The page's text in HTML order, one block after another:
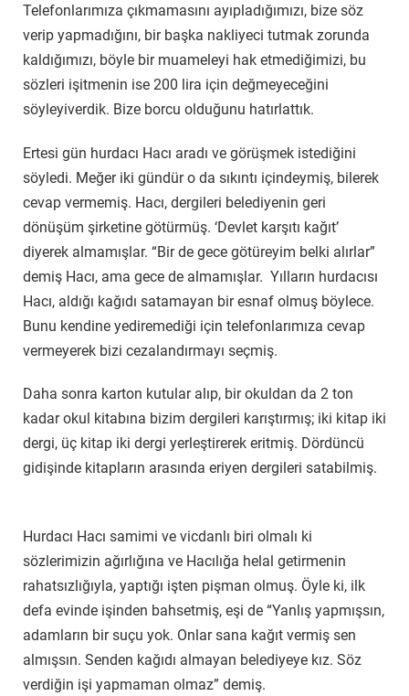
Telefonlarımıza çıkmamasını ayıpladığımızı, bize söz
verip yapmadığını, bir başka nakliyeci tutmak zorunda
kaldığımızı, böyle bir muameleyi hak etmediğimizi, bu
sözleri işitmenin ise 200 lira için değmeyeceğini
söyleyiverdik. Bize borcu olduğunu hatırlattık.
Ertesi gün hurdacı Hacı aradı ve görüşmek istediğini
söyledi. Meğer iki gündür o da sıkıntı içindeymiş, bilerek
cevap vermemiş. Hacı, dergileri belediyenin geri
dönüşüm şirketine götürmüş. ‘Devlet karşıtı kağıt’
diyerek almamışlar. “Bir de gece götüreyim belki alırlar”
demiş Hacı, ama gece de almamışlar. Yılların hurdacısı
Hacı, aldığı kağıdı satamayan bir esnaf olmuş böylece.
Bunu kendine yediremediği için telefonlarımıza cevap
vermeyerek bizi cezalandırmayı seçmiş.
Daha sonra karton kutular alıp, bir okuldan da 2 ton
kadar okul kitabına bizim dergileri karıştırmış; iki kitap iki
dergi, üç kitap iki dergi yerleştirerek eritmiş. Dördüncü
gidişinde kitapların arasında eriyen dergileri satabilmiş.
Hurdacı Hacı samimi ve vicdanlı biri olmalı ki
sözlerimizin ağırlığına ve Hacılığa helal getirmenin
rahatsızlığıyla, yaptığı işten pişman olmuş. Öyle ki, ilk
defa evinde işinden bahsetmiş, eşi de “Yanlış yapmışsın,
adamların bir suçu yok. Onlar sana kağıt vermiş sen
almışsın. Senden kağıdı almayan belediyeye kız. Söz
verdiğin işi yapmaman olmaz” demiş.